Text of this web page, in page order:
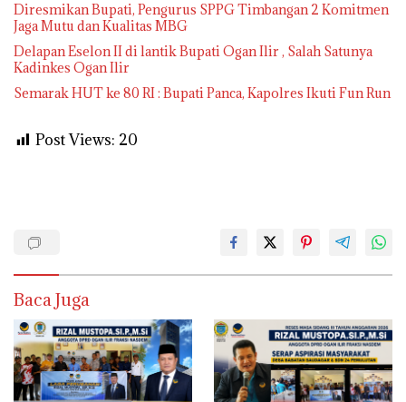
Diresmikan Bupati, Pengurus SPPG Timbangan 2 Komitmen
Jaga Mutu dan Kualitas MBG
Delapan Eselon II di lantik Bupati Ogan Ilir , Salah Satunya
Kadinkes Ogan Ilir
Semarak HUT ke 80 RI : Bupati Panca, Kapolres Ikuti Fun Run
Post Views: 20
Baca Juga